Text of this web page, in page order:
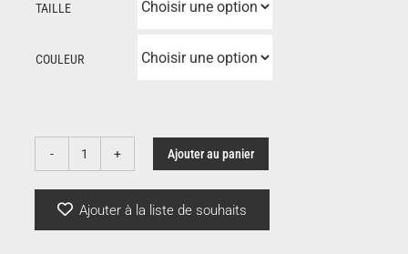
TAILLE
COULEUR
quantité
Ajouter au panier
Ajouter à la liste de souhaits